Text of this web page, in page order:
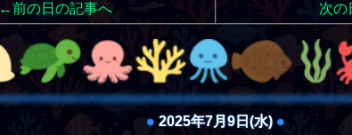
←前の日の記事へ 次
● 2025年7月9日(水)●